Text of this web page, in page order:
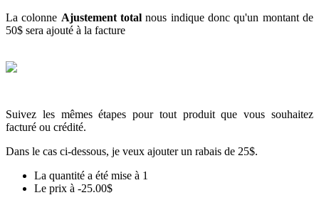
La colonne Ajustement total nous indique donc qu'un montant de
50$ sera ajouté à la facture
Suivez les mêmes étapes pour tout produit que vous souhaitez
facturé ou crédité.
Dans le cas ci-dessous, je veux ajouter un rabais de 25$.
La quantité a été mise à 1
Le prix à -25.00$